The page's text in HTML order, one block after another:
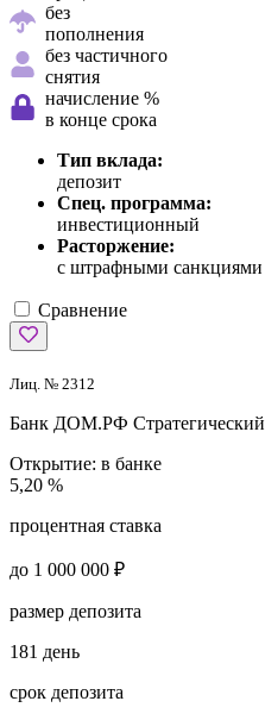
без
пополнения
без частичного
снятия
начисление %
в конце срока
Тип вклада:
депозит
Спец. программа:
инвестиционный
Расторжение:
с штрафными санкциями
Сравнение
Лиц. № 2312
Банк ДОМ.РФ Стратегический
Открытие: в банке
5,20 %
процентная ставка
до 1 000 000 ₽
размер депозита
181 день
срок депозита